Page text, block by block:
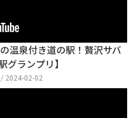
温泉付き道の駅！贅沢サバ
ランプリ】
2024-02-02